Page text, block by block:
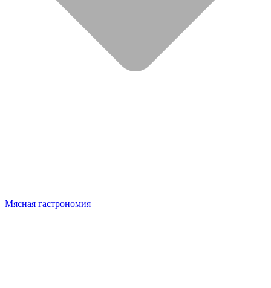
Мясная гастрономия